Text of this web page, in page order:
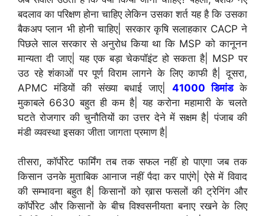
बदलाव का परिक्षण होना चाहिए लेकिन उसका शर्त यह है कि उसका
बैकअप प्लान भी होनी चाहिए| सरकार कृषि सलाहकार CACP ने
पिछले साल सरकार से अनुरोध किया था कि MSP को कानूनन
मान्यता दी जाए| यह एक बड़ा चेकपॉइंट हो सकता है| MSP पर
उठ रहे शंकाओं पर पूर्ण विराम लागने के लिए काफी है| दूसरा,
APMC मंडियों की संख्या बधाई जाए| 41000 डिमांडके
मुकाबले 6630 बहुत ही कम है| यह करोना महामारी के चलते
घटते रोजगार की चुनौतियों का उत्तर देने में सक्षम है| पंजाब की
मंडी व्यवस्था इसका जीता जागता प्रमाण है|
तीसरा, कॉर्पोरेट फार्मिंग तब तक सफल नहीं हो पाएगा जब तक
किसान उनके मुताबिक आनाज नहीं पैदा कर पाएंगे| ऐसे में विवाद
की सम्भावना बहुत है| किसानों को ख़ास फसलों की ट्रेनिंग और
कॉर्पोरेट और किसानों के बीच विश्वसनीयता बनाए रखने के लिए